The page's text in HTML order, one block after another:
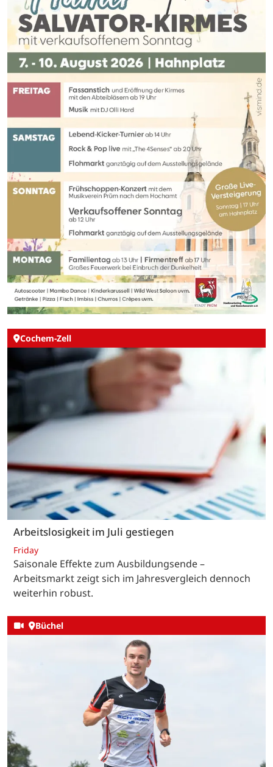
Cochem-Zell
Arbeitslosigkeit im Juli gestiegen
Friday
Saisonale Effekte zum Ausbildungsende –
Arbeitsmarkt zeigt sich im Jahresvergleich dennoch
weiterhin robust.
Büchel